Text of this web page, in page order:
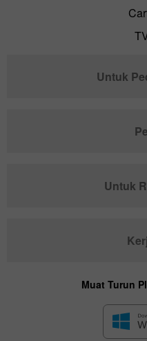
Untuk
Untuk
Muat Turun